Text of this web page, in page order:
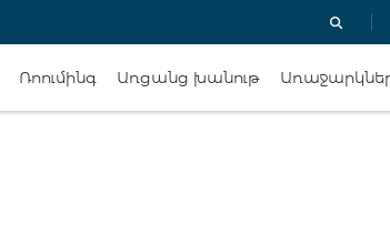
Ռոումինգ Առցանց խանութ